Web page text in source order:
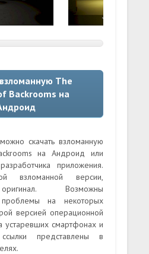
The
Backrooms на
скачать взломанную
на Андроид или
приложения.
взломанной версии,
Возможны
на некоторых
версией операционной
устаревших смартфонах и
представлены в